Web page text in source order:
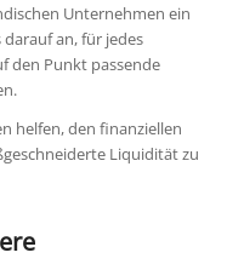
Unternehmen ein
an, für jedes
den Punkt passende
helfen, den finanziellen
Liquidität zu